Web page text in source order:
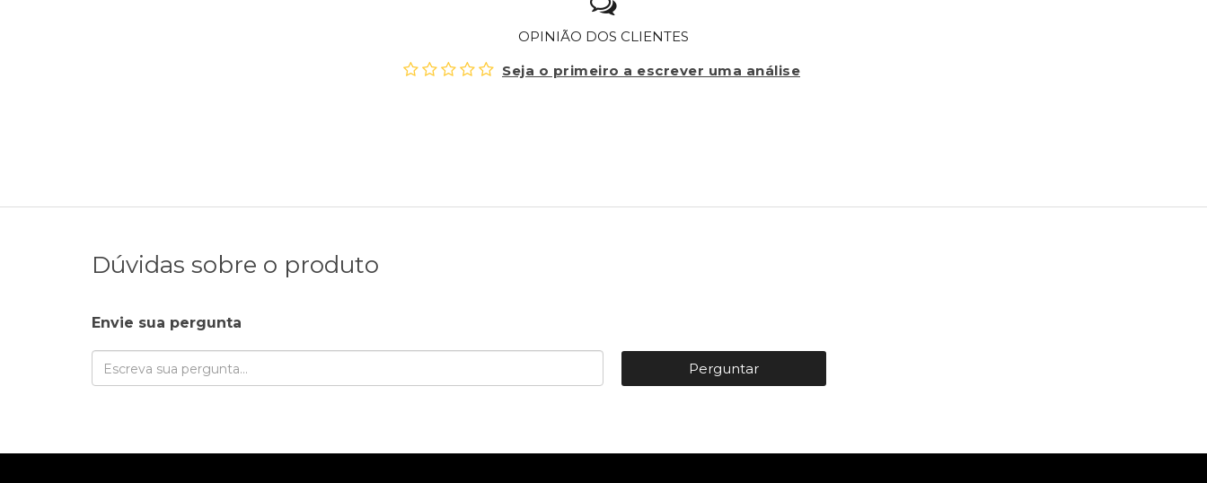
OPINIÃO DOS CLIENTES
Seja o primeiro a escrever uma análise
Dúvidas sobre o produto
Envie sua pergunta
Perguntar